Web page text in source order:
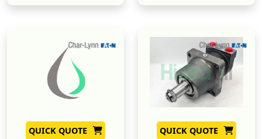
QUICK QUOTE QUICK QUOTE